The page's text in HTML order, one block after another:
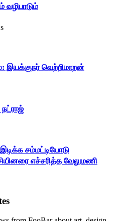
வழிபாடும்
இயக்குநர் வெற்றிமாறன்
சம்மட்டியோடு
எச்சரித்த வேலுமணி